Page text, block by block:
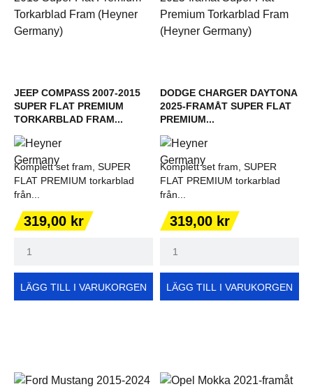
JEEP COMPASS 2007-2015
SUPER FLAT PREMIUM
TORKARBLAD FRAM...
Komplett set fram, SUPER
FLAT PREMIUM torkarblad
från...
Pris
319,00 kr
LÄGG TILL I VARUKORGEN
DODGE CHARGER DAYTONA
2025-FRAMÅT SUPER FLAT
PREMIUM...
Komplett set fram, SUPER
FLAT PREMIUM torkarblad
från...
Pris
319,00 kr
LÄGG TILL I VARUKORGEN